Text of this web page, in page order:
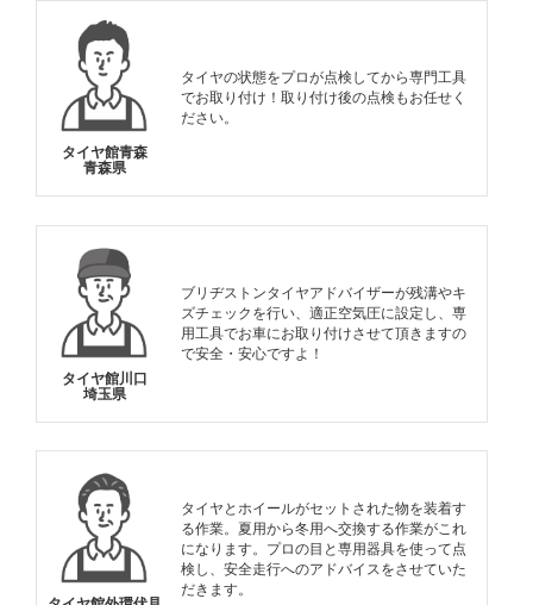
タイヤ館青森
青森県
タイヤの状態をプロが点検してから専門工具
でお取り付け！取り付け後の点検もお任せく
ださい。
タイヤ館川口
埼玉県
ブリヂストンタイヤアドバイザーが残溝やキ
ズチェックを行い、適正空気圧に設定し、専
用工具でお車にお取り付けさせて頂きますの
で安全・安心ですよ！
タイヤとホイールがセットされた物を装着す
る作業。夏用から冬用へ交換する作業がこれ
になります。プロの目と専用器具を使って点
検し、安全走行へのアドバイスをさせていた
だきます。